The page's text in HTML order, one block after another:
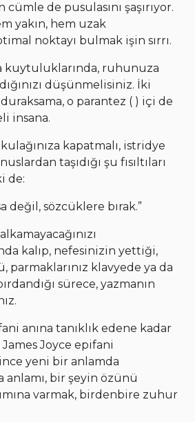
de pusulasını şaşırıyor.
yakın, hem uzak
noktayı bulmak işin sırrı.
kuytuluklarında, ruhunuza
düşünmelisiniz. İki
o parantez ( ) içi de
insana.
kapatmalı, istridye
taşıdığı şu fısıltıları
de:
değil, sözcüklere bırak.”
kalıp, nefesinizin yettiği,
klavyede ya da
sürece, yazmanın
anına tanıklık edene kadar
Joyce epifani
yeni bir anlamda
anlamı, bir şeyin özünü
varmak, birdenbire zuhur